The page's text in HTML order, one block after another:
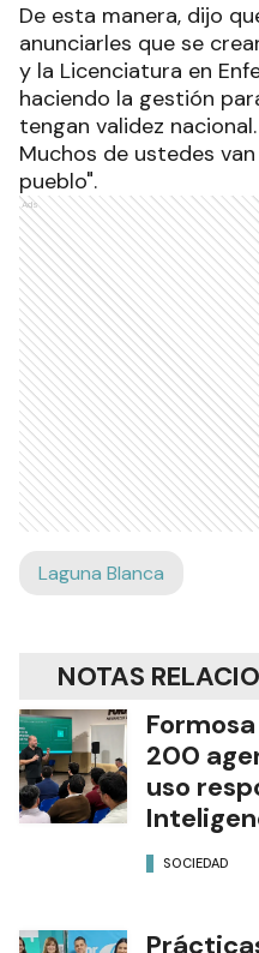
De esta manera, dijo
anunciarles que se
y la Licenciatura en
haciendo la gestión
tengan validez
Muchos de ustedes
pueblo".
Ads
Laguna Blanca
NOTAS
200
uso
SOCIEDAD